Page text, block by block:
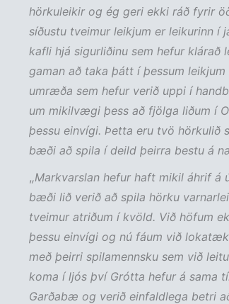
hörkuleikir og ég geri ekki ráð fyrir
síðustu tveimur leikjum er leikurinn í
kafli hjá sigurliðinu sem hefur
gaman að taka þátt í þessum
umræða sem hefur verið uppi í
um mikilvægi þess að fjölga liðum í
þessu einvígi. Þetta eru tvö hörkulið
bæði að spila í deild þeirra bestu á
,,Markvarslan hefur haft mikil áhrif á
bæði lið verið að spila hörku
tveimur atriðum í kvöld. Við höfum
þessu einvígi og nú fáum við
með þeirri spilamennsku sem við
koma í ljós því Grótta hefur á sama
Garðabæ og verið einfaldlega betri